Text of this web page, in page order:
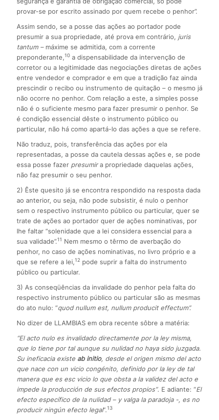
provar-se por escrito assinado por quem recebe o penhor”.
Assim sendo, se a posse das ações ao portador pode
presumir a sua propriedade, até prova em contrário, juris
tantum – máxime se admitida, com a corrente
preponderante,10a dispensabilidade da intervenção de
corretor ou a legitimidade das negociações diretas de ações
entre vendedor e comprador e em que a tradição faz ainda
prescindir o recibo ou instrumento de quitação – o mesmo já
não ocorre no penhor. Com relação a este, a simples posse
não é o suficiente mesmo para fazer presumir o penhor. Se
é condição essencial dêste o instrumento público ou
particular, não há como apartá-lo das ações a que se refere.
Não traduz, pois, transferência das ações por ela
representadas, a posse da cautela dessas ações e, se pode
essa posse fazer presumira propriedade daquelas ações,
não faz presumir o seu penhor.
2) Êste quesito já se encontra respondido na resposta dada
ao anterior, ou seja, não pode subsistir, é nulo o penhor
sem o respectivo instrumento público ou particular, quer se
trate de ações ao portador quer de ações nominativas, por
lhe faltar “solenidade que a lei considera essencial para a
sua validade”.11 Nem mesmo o têrmo de averbação do
penhor, no caso de ações nominativas, no livro próprio e a
que se refere a lei,12pode suprir a falta do instrumento
público ou particular.
3) As conseqüências da invalidade do penhor pela falta do
respectivo instrumento público ou particular são as mesmas
do ato nulo: “quod nullum est, nullum producit effectum”.
No dizer de LLAMBIAS em obra recente sôbre a matéria:
“El acto nulo es invalidado directamente por la ley misma,
que lo tiene por tal aunque su nulidad no haya sido juzgada.
Su ineficacia existe ab initio, desde el origen mismo del acto
que nace con un vicio congénito, definido por la ley de tal
manera que es esc vicio lo que obsta a la validez del acto e
impede la producción de sus efectos propios”. E adiante: “El
efecto específico de la nulidad – y valga la paradoja -, es no
producir ningún efecto legal“.13